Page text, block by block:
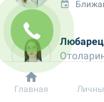
Любарец
Добробут
Главная